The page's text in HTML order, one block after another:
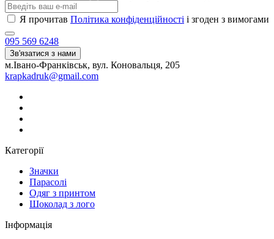
Я прочитав Політика конфіденційності і згоден з вимогами
095 569 6248
Зв'язатися з нами
м.Івано-Франківськ, вул. Коновальця, 205
krapkadruk@gmail.com
Категорії
Значки
Парасолі
Одяг з принтом
Шоколад з лого
Інформація